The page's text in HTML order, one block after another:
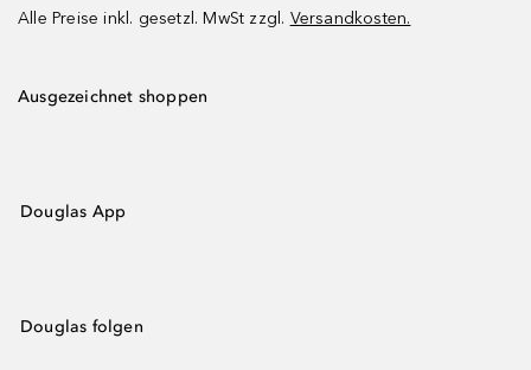
Alle Preise inkl. gesetzl. MwSt zzgl. Versandkosten.
Ausgezeichnet shoppen
Douglas App
Douglas folgen